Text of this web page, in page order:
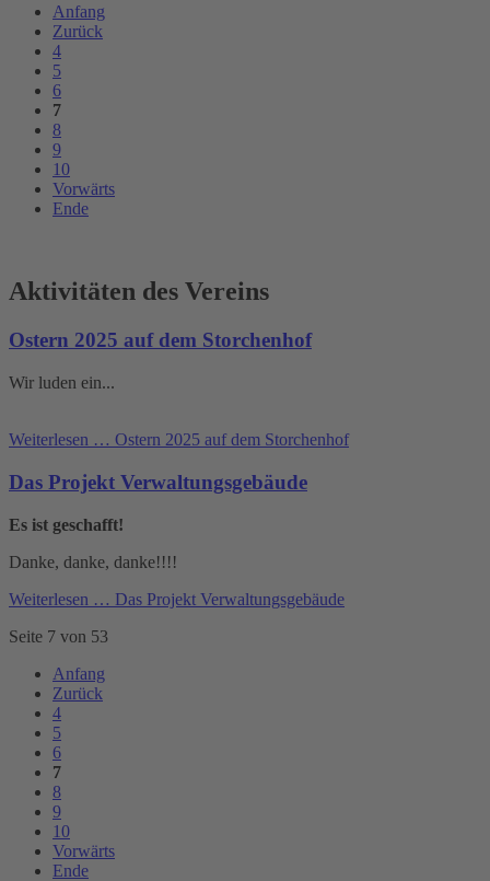
Anfang
Zurück
4
5
6
7
8
9
10
Vorwärts
Ende
Aktivitäten des Vereins
Ostern 2025 auf dem Storchenhof
Wir luden ein...
Weiterlesen … Ostern 2025 auf dem Storchenhof
Das Projekt Verwaltungsgebäude
Es ist geschafft!
Danke, danke, danke!!!!
Weiterlesen … Das Projekt Verwaltungsgebäude
Seite 7 von 53
Anfang
Zurück
4
5
6
7
8
9
10
Vorwärts
Ende